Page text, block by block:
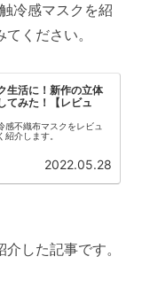
冷感マスクを紹
ください。
生活に！新作の立体
てみた！【レビュ
感不織布マスクをレビュ
介します。
2022.05.28
した記事です。